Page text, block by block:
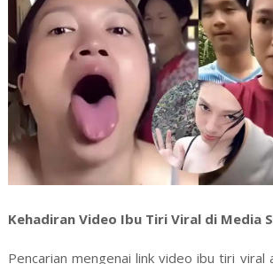
Kehadiran Video Ibu Tiri Viral di Media
Pencarian mengenai link video ibu tiri viral